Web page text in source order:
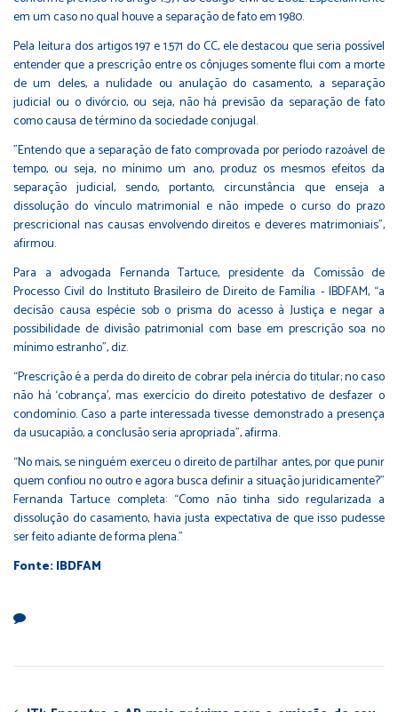
em um caso no qual houve a separação de fato em 1980.
Pela leitura dos artigos 197 e 1.571 do CC, ele destacou que seria possível
entender que a prescrição entre os cônjuges somente flui com a morte
de um deles, a nulidade ou anulação do casamento, a separação
judicial ou o divórcio, ou seja, não há previsão da separação de fato
como causa de término da sociedade conjugal.
"Entendo que a separação de fato comprovada por período razoável de
tempo, ou seja, no mínimo um ano, produz os mesmos efeitos da
separação judicial, sendo, portanto, circunstância que enseja a
dissolução do vínculo matrimonial e não impede o curso do prazo
prescricional nas causas envolvendo direitos e deveres matrimoniais”,
afirmou.
Para a advogada Fernanda Tartuce, presidente da Comissão de
Processo Civil do Instituto Brasileiro de Direito de Família - IBDFAM, “a
decisão causa espécie sob o prisma do acesso à Justiça e negar a
possibilidade de divisão patrimonial com base em prescrição soa no
mínimo estranho”, diz.
“Prescrição é a perda do direito de cobrar pela inércia do titular; no caso
não há ‘cobrança’, mas exercício do direito potestativo de desfazer o
condomínio. Caso a parte interessada tivesse demonstrado a presença
da usucapião, a conclusão seria apropriada”, afirma.
“No mais, se ninguém exerceu o direito de partilhar antes, por que punir
quem confiou no outro e agora busca definir a situação juridicamente?”
Fernanda Tartuce completa: “Como não tinha sido regularizada a
dissolução do casamento, havia justa expectativa de que isso pudesse
ser feito adiante de forma plena.”
Fonte: IBDFAM